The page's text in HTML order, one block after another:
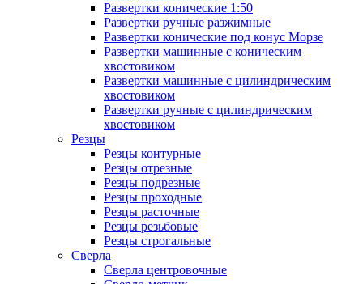
Развертки конические 1:50
Развертки ручные разжимные
Развертки конические под конус Морзе
Развертки машинные с коническим
хвостовиком
Развертки машинные с цилиндрическим
хвостовиком
Развертки ручные с цилиндрическим
хвостовиком
Резцы
Резцы контурные
Резцы отрезные
Резцы подрезные
Резцы проходные
Резцы расточные
Резцы резьбовые
Резцы строгальные
Сверла
Сверла центровочные